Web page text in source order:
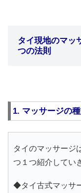
タイ現地のマッ
つの法則
1. マッサージの
タイのマッサージ
つ１つ紹介してい
◆タイ古式マッサ